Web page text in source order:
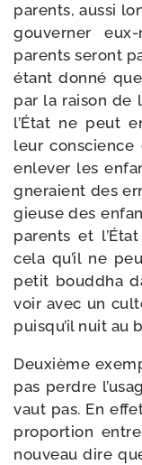
parents, aus­si
gou­ver­ner eux-​
parents seront
étant don­né
par la rai­son de
l’État ne peut
leur
enle­ver les
gne­raient des
gieuse des
parents et
cela qu’il ne
petit boud­dha
voir avec un
puisqu’il nuit au
Deuxième
pas perdre
vaut pas. En
pro­por­tion
nou­veau dire